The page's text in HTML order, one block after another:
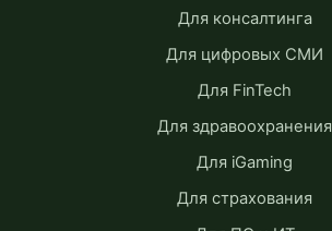
Для консалтинга
Для цифровых СМИ
Для FinTech
Для здравоохранения
Для iGaming
Для страхования